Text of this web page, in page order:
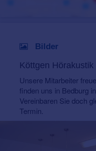
Bilder
Köttgen
Unsere Mitarbeiter
finden uns in Bedburg
Vereinbaren Sie doch
Termin.